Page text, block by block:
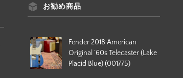
お勧め商品
Fender 2018 American
Original ‘60s Telecaster (Lake
Placid Blue) (001775)